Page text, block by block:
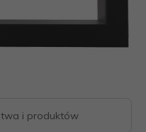
i produktów